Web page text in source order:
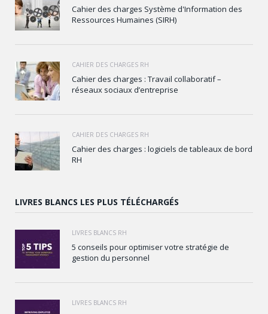
Cahier des charges Système d'Information des
Ressources Humaines (SIRH)
CAHIER DES CHARGES RH
Cahier des charges : Travail collaboratif –
réseaux sociaux d’entreprise
CAHIER DES CHARGES RH
Cahier des charges : logiciels de tableaux de bord
RH
LIVRES BLANCS LES PLUS TÉLÉCHARGÉS
LIVRES BLANCS RH
5 conseils pour optimiser votre stratégie de
gestion du personnel
LIVRES BLANCS RH